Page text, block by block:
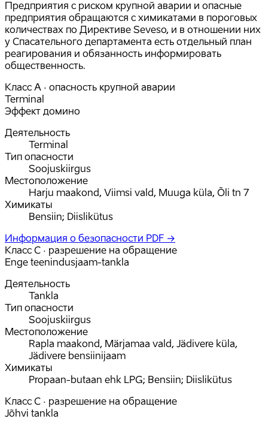
Предприятия с риском крупной аварии и опасные
предприятия обращаются с химикатами в пороговых
количествах по Директиве Seveso, и в отношении них
у Спасательного департамента есть отдельный план
реагирования и обязанность информировать
общественность.
Класс A · опасность крупной аварии
Terminal
Эффект домино
Деятельность
Terminal
Тип опасности
Soojuskiirgus
Местоположение
Harju maakond, Viimsi vald, Muuga küla, Õli tn 7
Химикаты
Bensiin; Diislikütus
Информация о безопасности PDF →
Класс C · разрешение на обращение
Enge teenindusjaam-tankla
Деятельность
Tankla
Тип опасности
Soojuskiirgus
Местоположение
Rapla maakond, Märjamaa vald, Jädivere küla,
Jädivere bensiinijaam
Химикаты
Propaan-butaan ehk LPG; Bensiin; Diislikütus
Класс C · разрешение на обращение
Jõhvi tankla